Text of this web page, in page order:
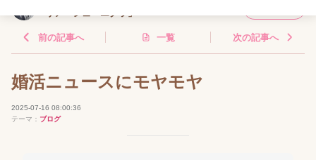
リアージュ・エクラ」
前の記事へ 一覧 次の記事へ
婚活ニュースにモヤモヤ
2025-07-16 08:00:36
テーマ： ブログ